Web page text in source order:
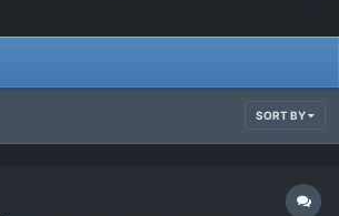
SORT BY